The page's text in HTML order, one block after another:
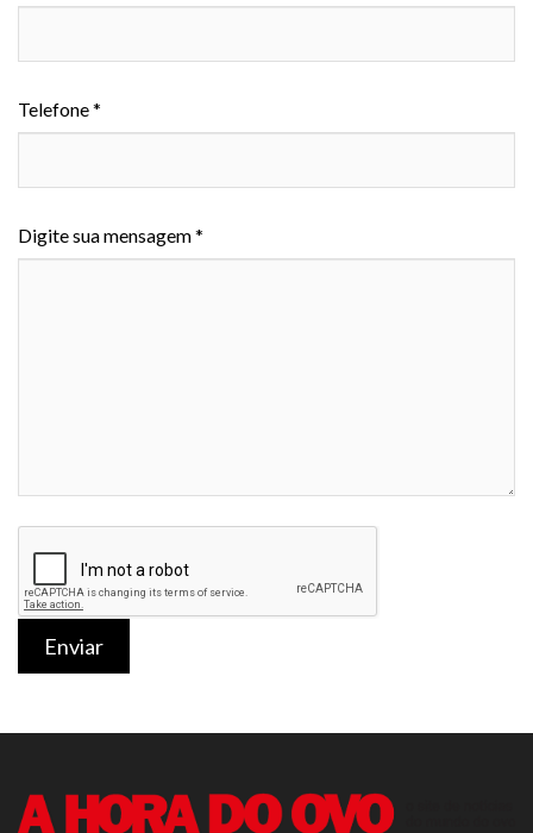
Telefone *
Digite sua mensagem *
Enviar